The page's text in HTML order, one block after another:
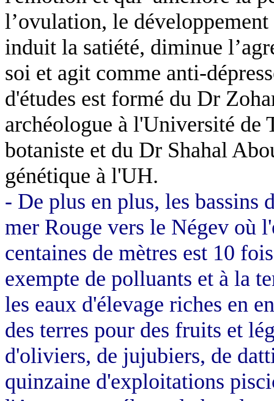
l’ovulation, le
induit la satiété, diminue
soi et agit comme anti-
d'études est formé du Dr
archéologue à l'Université de
botaniste et du Dr Shahal
génétique à l'UH.
- De plus en plus, les bassins
mer Rouge vers le Négev où
centaines de mètres est 10
exempte de polluants et à la
les eaux d'élevage riches en
des terres pour des fruits et
d'oliviers, de jujubiers, de
quinzaine d'exploitations